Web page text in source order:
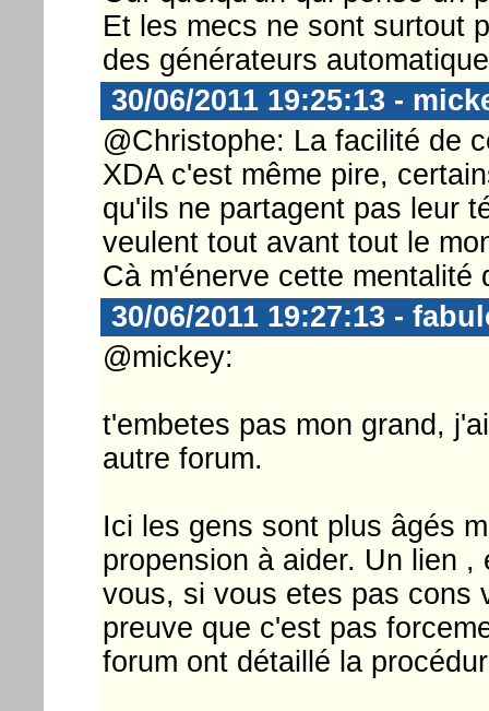
Et les mecs ne sont surtout
des générateurs
30/06/2011 19:25:13 -
@Christophe: La facilité de
XDA c'est même pire,
qu'ils ne partagent pas leur
veulent tout avant tout le
Cà m'énerve cette mentalité
30/06/2011 19:27:13 -
@mickey:
t'embetes pas mon grand,
autre forum.
Ici les gens sont plus âgés
propension à aider. Un lien
vous, si vous etes pas cons
preuve que c'est pas
forum ont détaillé la